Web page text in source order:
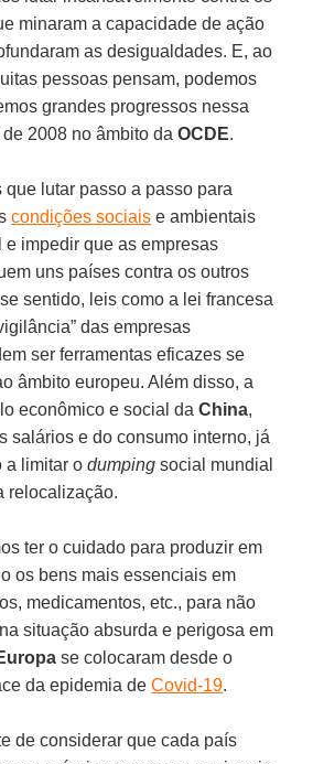
minaram a capacidade de ação
as desigualdades. E, ao
pessoas pensam, podemos
grandes progressos nessa
2008 no âmbito daOCDE.
que lutar passo a passo para
condições sociais e ambientais
impedir que as empresas
uns países contra os outros
sentido, leis como a lei francesa
das empresas
ser ferramentas eficazes se
âmbito europeu. Além disso, a
econômico e social daChina,
salários e do consumo interno, já
a limitar odumping social mundial
relocalização.
ter o cuidado para produzir em
os bens mais essenciais em
medicamentos, etc., para não
situação absurda e perigosa em
se colocaram desde o
da epidemia deCovid-19.
de considerar que cada país